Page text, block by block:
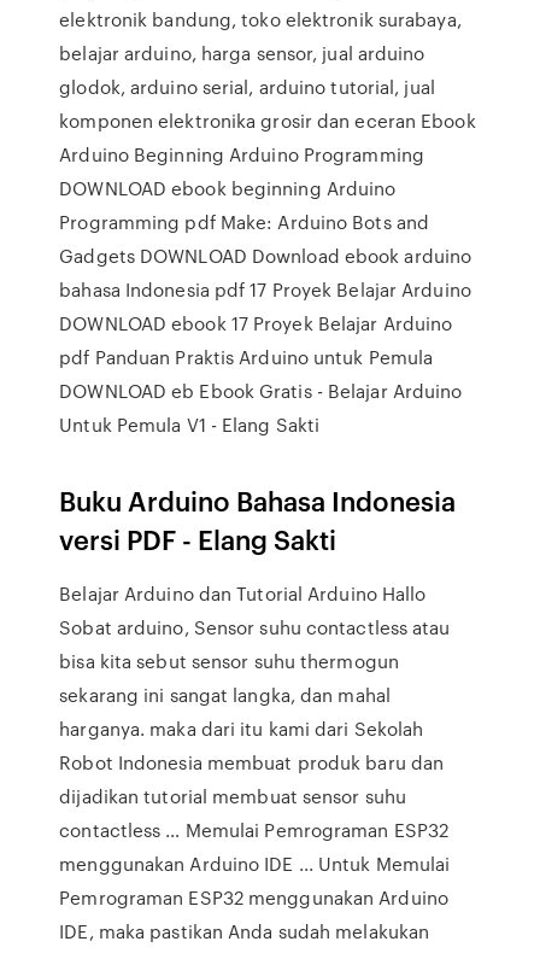
elektronik bandung, toko elektronik surabaya,
belajar arduino, harga sensor, jual arduino
glodok, arduino serial, arduino tutorial, jual
komponen elektronika grosir dan eceran Ebook
Arduino Beginning Arduino Programming
DOWNLOAD ebook beginning Arduino
Programming pdf Make: Arduino Bots and
Gadgets DOWNLOAD Download ebook arduino
bahasa Indonesia pdf 17 Proyek Belajar Arduino
DOWNLOAD ebook 17 Proyek Belajar Arduino
pdf Panduan Praktis Arduino untuk Pemula
DOWNLOAD eb Ebook Gratis - Belajar Arduino
Untuk Pemula V1 - Elang Sakti
Buku Arduino Bahasa Indonesia
versi PDF - Elang Sakti
Belajar Arduino dan Tutorial Arduino Hallo
Sobat arduino, Sensor suhu contactless atau
bisa kita sebut sensor suhu thermogun
sekarang ini sangat langka, dan mahal
harganya. maka dari itu kami dari Sekolah
Robot Indonesia membuat produk baru dan
dijadikan tutorial membuat sensor suhu
contactless … Memulai Pemrograman ESP32
menggunakan Arduino IDE ... Untuk Memulai
Pemrograman ESP32 menggunakan Arduino
IDE, maka pastikan Anda sudah melakukan